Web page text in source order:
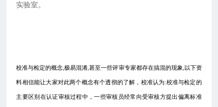
实验室。
校准与检定的概念,极易混淆,甚至一些评审专家都存在搞混的现象,以下资
料相信能让大家对此两个概念有个透彻的了解，校准认为:校准与检定的
主要区别在认证审核过程中，一些审核员经常向受审核方提出偏离标准